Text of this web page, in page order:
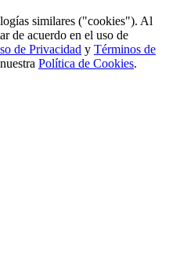
similares ("cookies"). Al
de acuerdo en el uso de
de Privacidad y Términos de
Política de Cookies.